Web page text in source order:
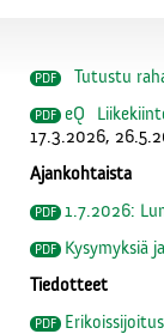
Tutustu
eQ
17.3.2026,
Ajankohtaista
1.7.2026:
Kysymyksiä
Tiedotteet